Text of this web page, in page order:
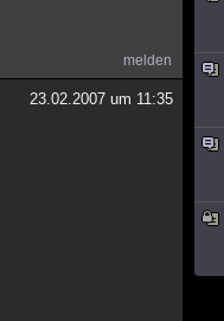
melden
23.02.2007 um 11:35